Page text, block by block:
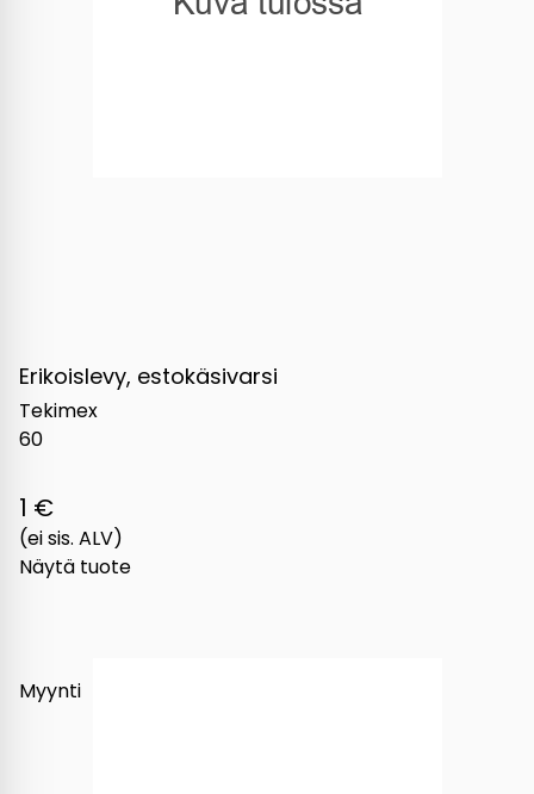
Erikoislevy, estokäsivarsi
Tekimex
60
1 €
(ei sis. ALV)
Näytä tuote
Myynti